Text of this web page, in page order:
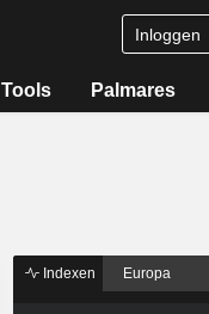
Inloggen
Tools Palmares
Indexen Europa